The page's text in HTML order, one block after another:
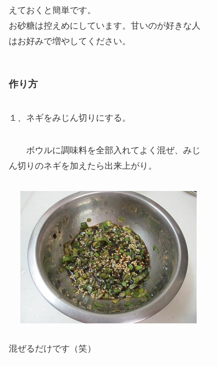
えておくと簡単です。
お砂糖は控えめにしています。甘いのが好きな人
はお好みで増やしてください。
作り方
１、ネギをみじん切りにする。
ボウルに調味料を全部入れてよく混ぜ、みじ
ん切りのネギを加えたら出来上がり。
混ぜるだけです（笑）